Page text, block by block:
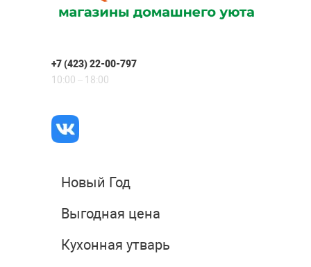
+7 (423) 22-00-797
10:00 – 18:00
Новый Год
Выгодная цена
Кухонная утварь